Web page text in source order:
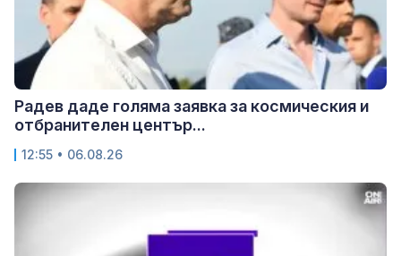
Радев даде голяма заявка за космическия и
отбранителен център...
12:55 • 06.08.26